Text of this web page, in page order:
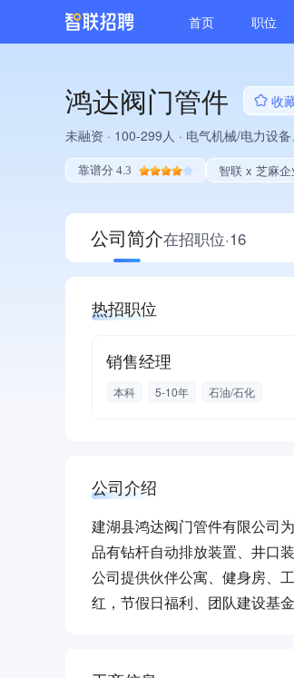
首页 职位
鸿达阀门管件
收
未融资 · 100-299人 · 电气机械/电力设
靠谱分 4.3 智联 x 芝麻
公司简介在招职位·16
热招职位
销售经理
本科 5-10年 石油/石化
公司介绍
建湖县鸿达阀门管件有限公司
品有钻杆自动排放装置、井口
公司提供伙伴公寓、健身房、
红，节假日福利、团队建设基